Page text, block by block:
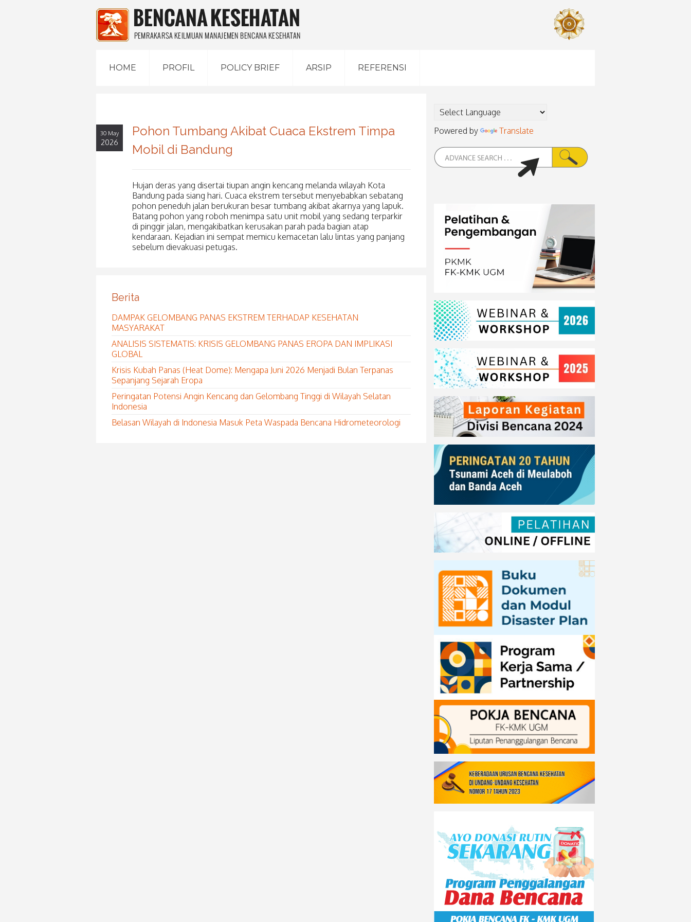
HOME PROFIL POLICY BRIEF ARSIP REFERENSI
30 May
2026
Pohon Tumbang Akibat Cuaca Ekstrem Timpa
Mobil di Bandung
Hujan deras yang disertai tiupan angin kencang melanda wilayah Kota
Bandung pada siang hari. Cuaca ekstrem tersebut menyebabkan sebatang
pohon peneduh jalan berukuran besar tumbang akibat akarnya yang lapuk.
Batang pohon yang roboh menimpa satu unit mobil yang sedang terparkir
di pinggir jalan, mengakibatkan kerusakan parah pada bagian atap
kendaraan. Kejadian ini sempat memicu kemacetan lalu lintas yang panjang
sebelum dievakuasi petugas.
Berita
DAMPAK GELOMBANG PANAS EKSTREM TERHADAP KESEHATAN
MASYARAKAT
ANALISIS SISTEMATIS: KRISIS GELOMBANG PANAS EROPA DAN IMPLIKASI
GLOBAL
Krisis Kubah Panas (Heat Dome): Mengapa Juni 2026 Menjadi Bulan Terpanas
Sepanjang Sejarah Eropa
Peringatan Potensi Angin Kencang dan Gelombang Tinggi di Wilayah Selatan
Indonesia
Belasan Wilayah di Indonesia Masuk Peta Waspada Bencana Hidrometeorologi
Powered by Translate